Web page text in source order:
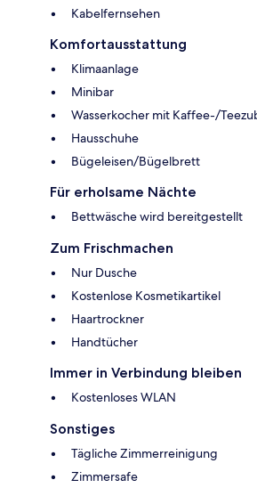
Kabelfernsehen
Komfortausstattung
Klimaanlage
Minibar
Wasserkocher mit Kaffee-/
Hausschuhe
Bügeleisen/Bügelbrett
Für erholsame Nächte
Bettwäsche wird bereitgestellt
Zum Frischmachen
Nur Dusche
Kostenlose Kosmetikartikel
Haartrockner
Handtücher
Immer in Verbindung bleiben
Kostenloses WLAN
Sonstiges
Tägliche Zimmerreinigung
Zimmersafe